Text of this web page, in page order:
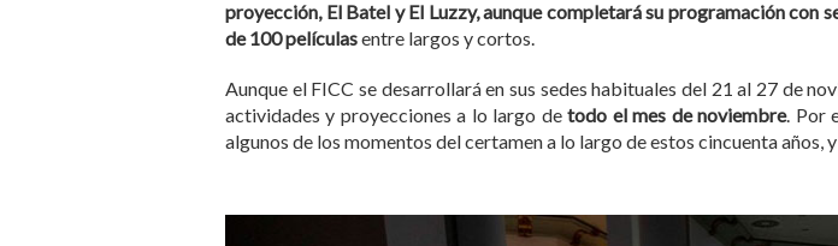
proyección, El Batel y El Luzzy, aunque completará su programación con
de 100 películasentre largos y cortos.
Aunque el FICC se desarrollará en sus sedes habituales del 21 al 27 de
actividades y proyecciones a lo largo detodo el mes de noviembre. Por
algunos de los momentos del certamen a lo largo de estos cincuenta